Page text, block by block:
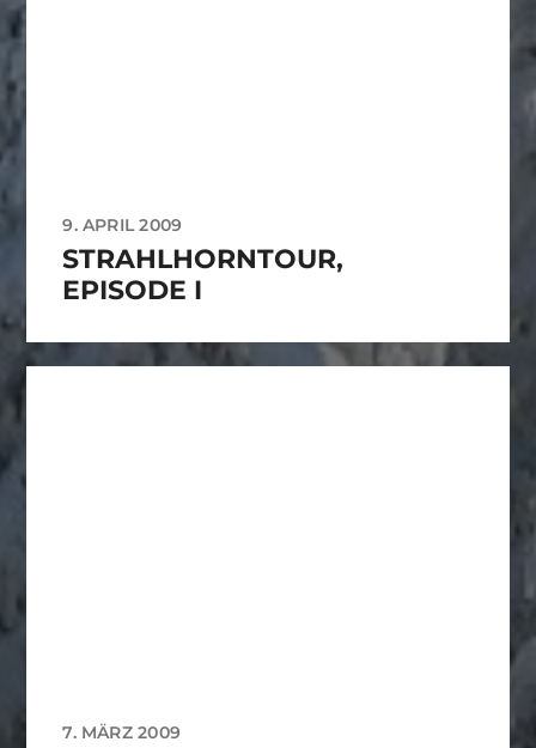
9. APRIL 2009
STRAHLHORNTOUR,
EPISODE I
7. MÄRZ 2009